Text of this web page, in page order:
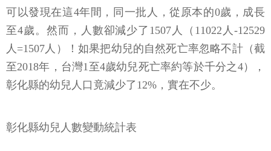
可以發現在這4年間，同一批人，從原本的0歲，成長
至4歲。然而，人數卻減少了1507人（11022人-12529
人=1507人）！如果把幼兒的自然死亡率忽略不計（截
至2018年，台灣1至4歲幼兒死亡率約等於千分之4），
彰化縣的幼兒人口竟減少了12%，實在不少。
彰化縣幼兒人數變動統計表